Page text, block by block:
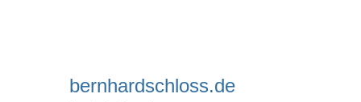
bernhardschloss.de